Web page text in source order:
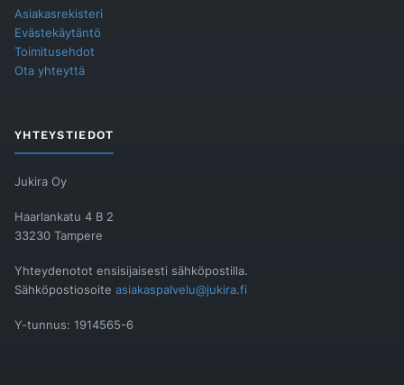
Asiakasrekisteri
Evästekäytäntö
Toimitusehdot
Ota yhteyttä
YHTEYSTIEDOT
Jukira Oy
Haarlankatu 4 B 2
33230 Tampere
Yhteydenotot ensisijaisesti sähköpostilla.
Sähköpostiosoite asiakaspalvelu@jukira.fi
Y-tunnus: 1914565-6